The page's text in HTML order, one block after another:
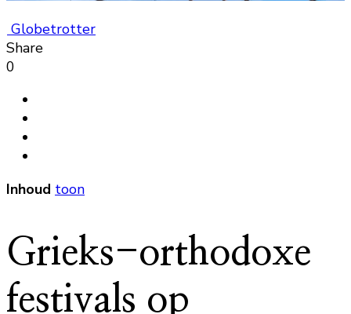
Globetrotter
Share
0
Inhoud toon
Grieks-orthodoxe
festivals op